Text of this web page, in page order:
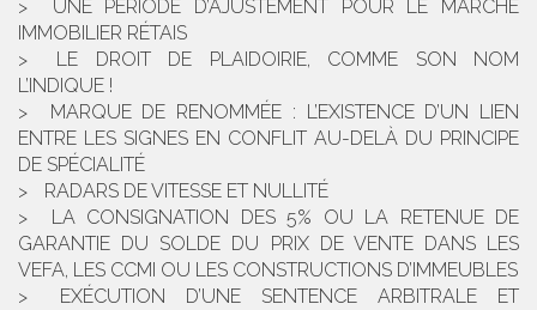
UNE PÉRIODE D’AJUSTEMENT POUR LE MARCHÉ
IMMOBILIER RÉTAIS
LE DROIT DE PLAIDOIRIE, COMME SON NOM
L’INDIQUE !
MARQUE DE RENOMMÉE : L’EXISTENCE D’UN LIEN
ENTRE LES SIGNES EN CONFLIT AU-DELÀ DU PRINCIPE
DE SPÉCIALITÉ
RADARS DE VITESSE ET NULLITÉ
LA CONSIGNATION DES 5% OU LA RETENUE DE
GARANTIE DU SOLDE DU PRIX DE VENTE DANS LES
VEFA, LES CCMI OU LES CONSTRUCTIONS D’IMMEUBLES
EXÉCUTION D’UNE SENTENCE ARBITRALE ET